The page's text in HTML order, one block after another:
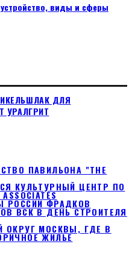
устройство, виды и сферы
ДЛЯ
УРАЛГРИТ
ПАВИЛЬОНА "THE
КУЛЬТУРНЫЙ ЦЕНТР ПО
РОССИИ ФРАДКОВ
ВСК В ДЕНЬ СТРОИТЕЛЯ
ОКРУГ МОСКВЫ, ГДЕ В
ЖИЛЬЕ